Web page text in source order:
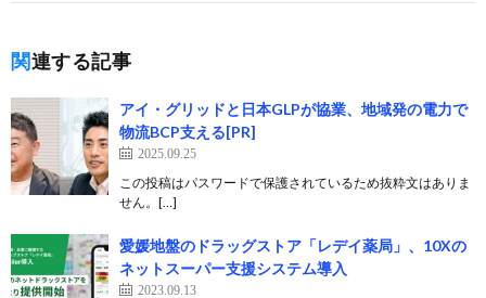
関連する記事
アイ・グリッドと日本GLPが協業、地域発の電力で
物流BCP支える[PR]
2025.09.25
この投稿はパスワードで保護されているため抜粋文はありま
せん。[…]
愛媛地盤のドラッグストア「レデイ薬局」、10Xの
ネットスーパー支援システム導入
2023.09.13